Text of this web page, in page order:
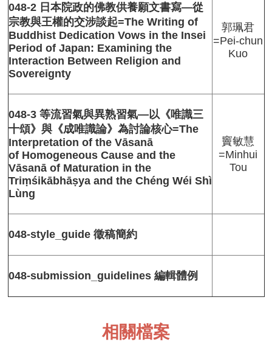
新
消
息
中
心
紹
中
心
學
報
相
關
結
贊
助
研
FB
048-2 日本院政的佛教供養願文書寫—從
宗教與王權的交涉談起=The Writing of
Buddhist Dedication Vows in the Insei
Period of Japan: Examining the
Interaction Between Religion and
Sovereignty
郭珮君
=Pei-chun
Kuo
048-3 等流習氣與異熟習氣—以《唯識三
十頌》與《成唯識論》為討論核心=The
Interpretation of the Vāsanā
of Homogeneous Cause and the
Vāsanā of Maturation in the
Triṃśikābhāṣya and the Chéng Wéi Shì
Lùng
竇敏慧
=Minhui
Tou
048-style_guide 徵稿簡約
048-submission_guidelines 編輯體例
相關檔案